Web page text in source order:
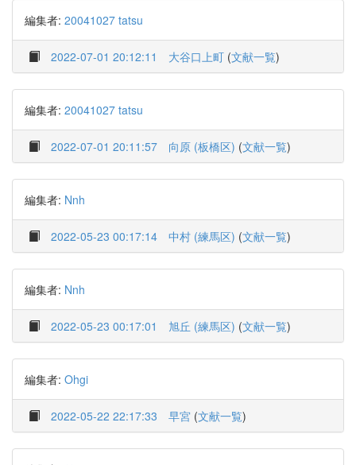
編集者: 20041027 tatsu
2022-07-01 20:12:11 大谷口上町 (文献一覧)
編集者: 20041027 tatsu
2022-07-01 20:11:57 向原 (板橋区) (文献一覧)
編集者: Nnh
2022-05-23 00:17:14 中村 (練馬区) (文献一覧)
編集者: Nnh
2022-05-23 00:17:01 旭丘 (練馬区) (文献一覧)
編集者: Ohgi
2022-05-22 22:17:33 早宮 (文献一覧)